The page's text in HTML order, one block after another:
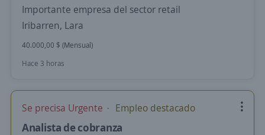
Importante empresa del sector retail
Iribarren, Lara
40.000,00 $ (Mensual)
Hace 3 horas
Se precisa Urgente Empleo destacado
Analista de cobranza